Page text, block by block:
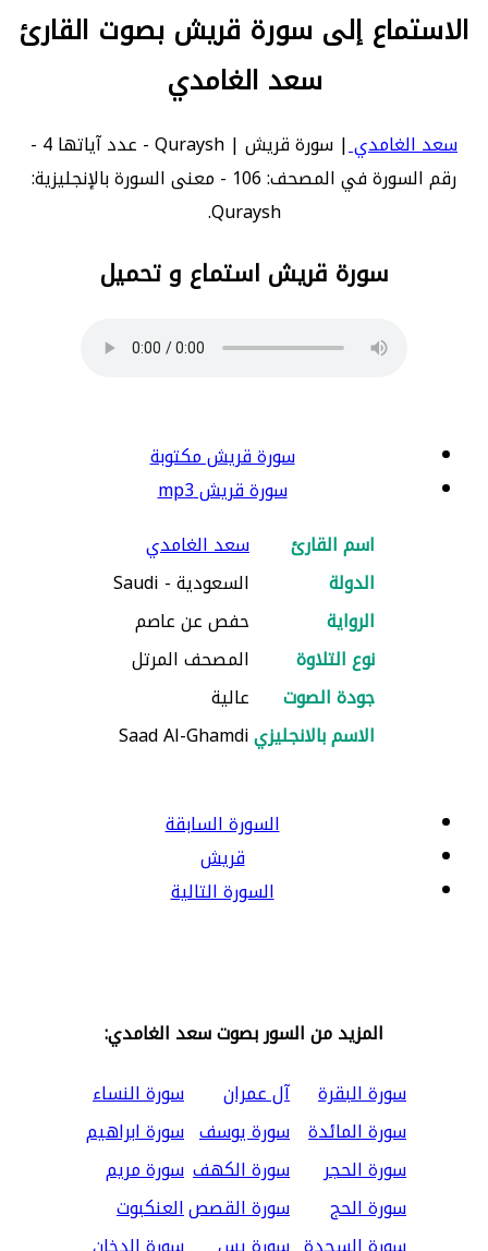
الاستماع إلى سورة قريش بصوت القارئ
سعد الغامدي
سعد الغامدي
| سورة قريش | Quraysh - عدد آياتها 4 -
رقم السورة في المصحف: 106 - معنى السورة بالإنجليزية:
Quraysh.
سورة قريش استماع و تحميل
سورة قريش مكتوبة
سورة قريش mp3
اسم القارئ
سعد الغامدي
الدولة
السعودية - Saudi
الرواية
حفص عن عاصم
نوع التلاوة
المصحف المرتل
جودة الصوت
عالية
الاسم بالانجليزيSaad Al-Ghamdi
السورة السابقة
قريش
السورة التالية
المزيد من السور بصوت سعد الغامدي:
سورة البقرة
آل عمران
سورة النساء
سورة المائدة سورة يوسف سورة ابراهيم
سورة الحجر
سورة الكهف سورة مريم
سورة الحج
سورة القصصالعنكبوت